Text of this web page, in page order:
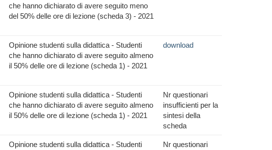
che hanno dichiarato di avere seguito meno
del 50% delle ore di lezione (scheda 3) - 2021
Opinione studenti sulla didattica - Studenti
che hanno dichiarato di avere seguito almeno
il 50% delle ore di lezione (scheda 1) - 2021
download
Opinione studenti sulla didattica - Studenti
che hanno dichiarato di avere seguito almeno
il 50% delle ore di lezione (scheda 1) - 2021
Nr questionari
insufficienti per la
sintesi della
scheda
Opinione studenti sulla didattica - Studenti
Nr questionari